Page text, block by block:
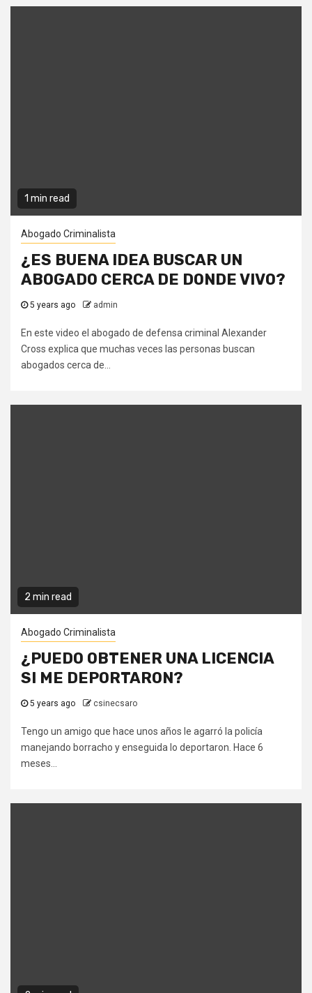
1 min read
Abogado Criminalista
¿ES BUENA IDEA BUSCAR UN
ABOGADO CERCA DE DONDE VIVO?
5 years ago admin
En este video el abogado de defensa criminal Alexander
Cross explica que muchas veces las personas buscan
abogados cerca de...
2 min read
Abogado Criminalista
¿PUEDO OBTENER UNA LICENCIA
SI ME DEPORTARON?
5 years ago csinecsaro
Tengo un amigo que hace unos años le agarró la policía
manejando borracho y enseguida lo deportaron. Hace 6
meses...